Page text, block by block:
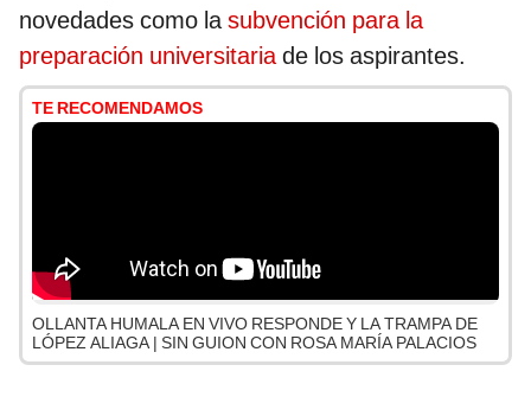
novedades como lasubvención para la
preparación universitariade los aspirantes.
TE RECOMENDAMOS
OLLANTA HUMALA EN VIVO RESPONDE Y LA TRAMPA DE
LÓPEZ ALIAGA | SIN GUION CON ROSA MARÍA PALACIOS